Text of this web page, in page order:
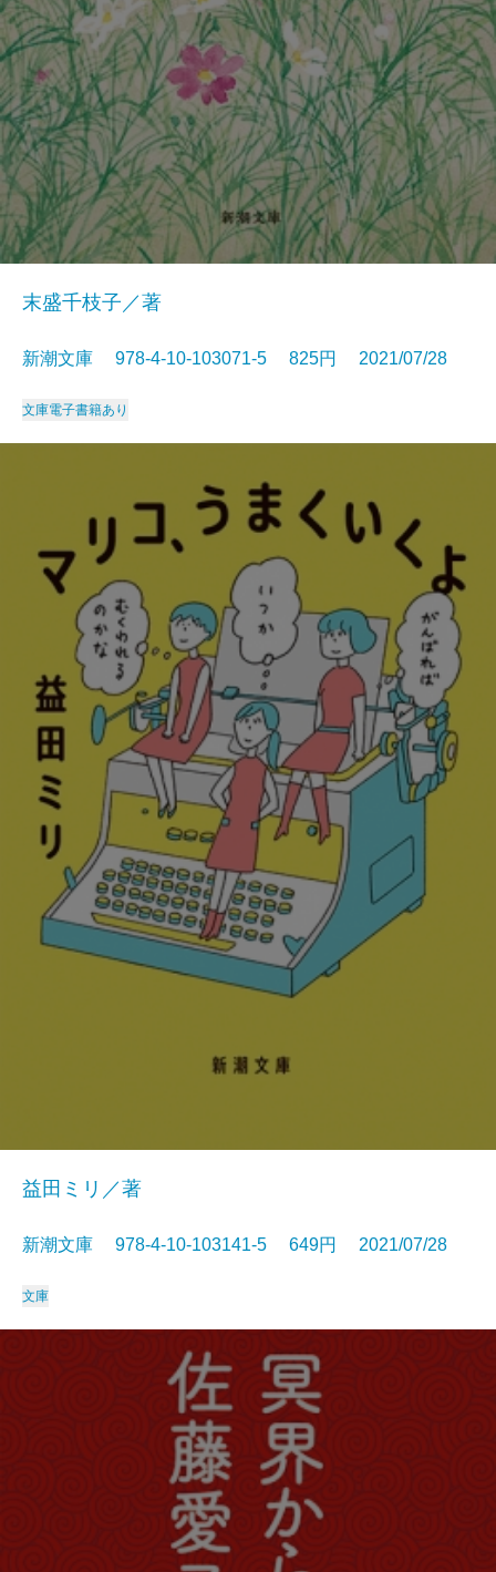
末盛千枝子／著
新潮文庫 978-4-10-103071-5 825円 2021/07/28
文庫電子書籍あり
益田ミリ／著
新潮文庫 978-4-10-103141-5 649円 2021/07/28
文庫